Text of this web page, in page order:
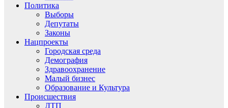
Политика
Выборы
Депутаты
Законы
Нацпроекты
Городская среда
Демография
Здравоохранение
Малый бизнес
Образование и Культура
Происшествия
ДТП